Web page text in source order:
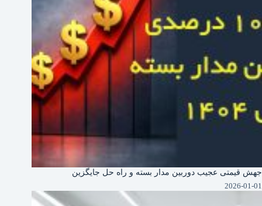
جهش قیمتی عجیب دوربین‌ مدار بسته و راه حل جایگزین
2026-01-01